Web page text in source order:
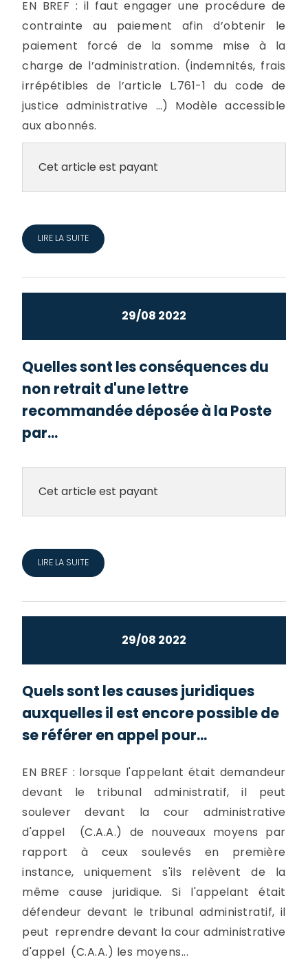
EN BREF : il faut engager une procédure de
contrainte au paiement afin d’obtenir le
paiement forcé de la somme mise à la
charge de l’administration. (indemnités, frais
irrépétibles de l’article L.761-1 du code de
justice administrative …) Modèle accessible
aux abonnés.
Cet article est payant
LIRE LA SUITE
29/08 2022
Quelles sont les conséquences du
non retrait d'une lettre
recommandée déposée à la Poste
par...
Cet article est payant
LIRE LA SUITE
29/08 2022
Quels sont les causes juridiques
auxquelles il est encore possible de
se référer en appel pour...
EN BREF : lorsque l'appelant était demandeur
devant le tribunal administratif, il peut
soulever devant la cour administrative
d'appel (C.A.A.) de nouveaux moyens par
rapport à ceux soulevés en première
instance, uniquement s'ils relèvent de la
même cause juridique. Si l'appelant était
défendeur devant le tribunal administratif, il
peut reprendre devant la cour administrative
d'appel (C.A.A.) les moyens...